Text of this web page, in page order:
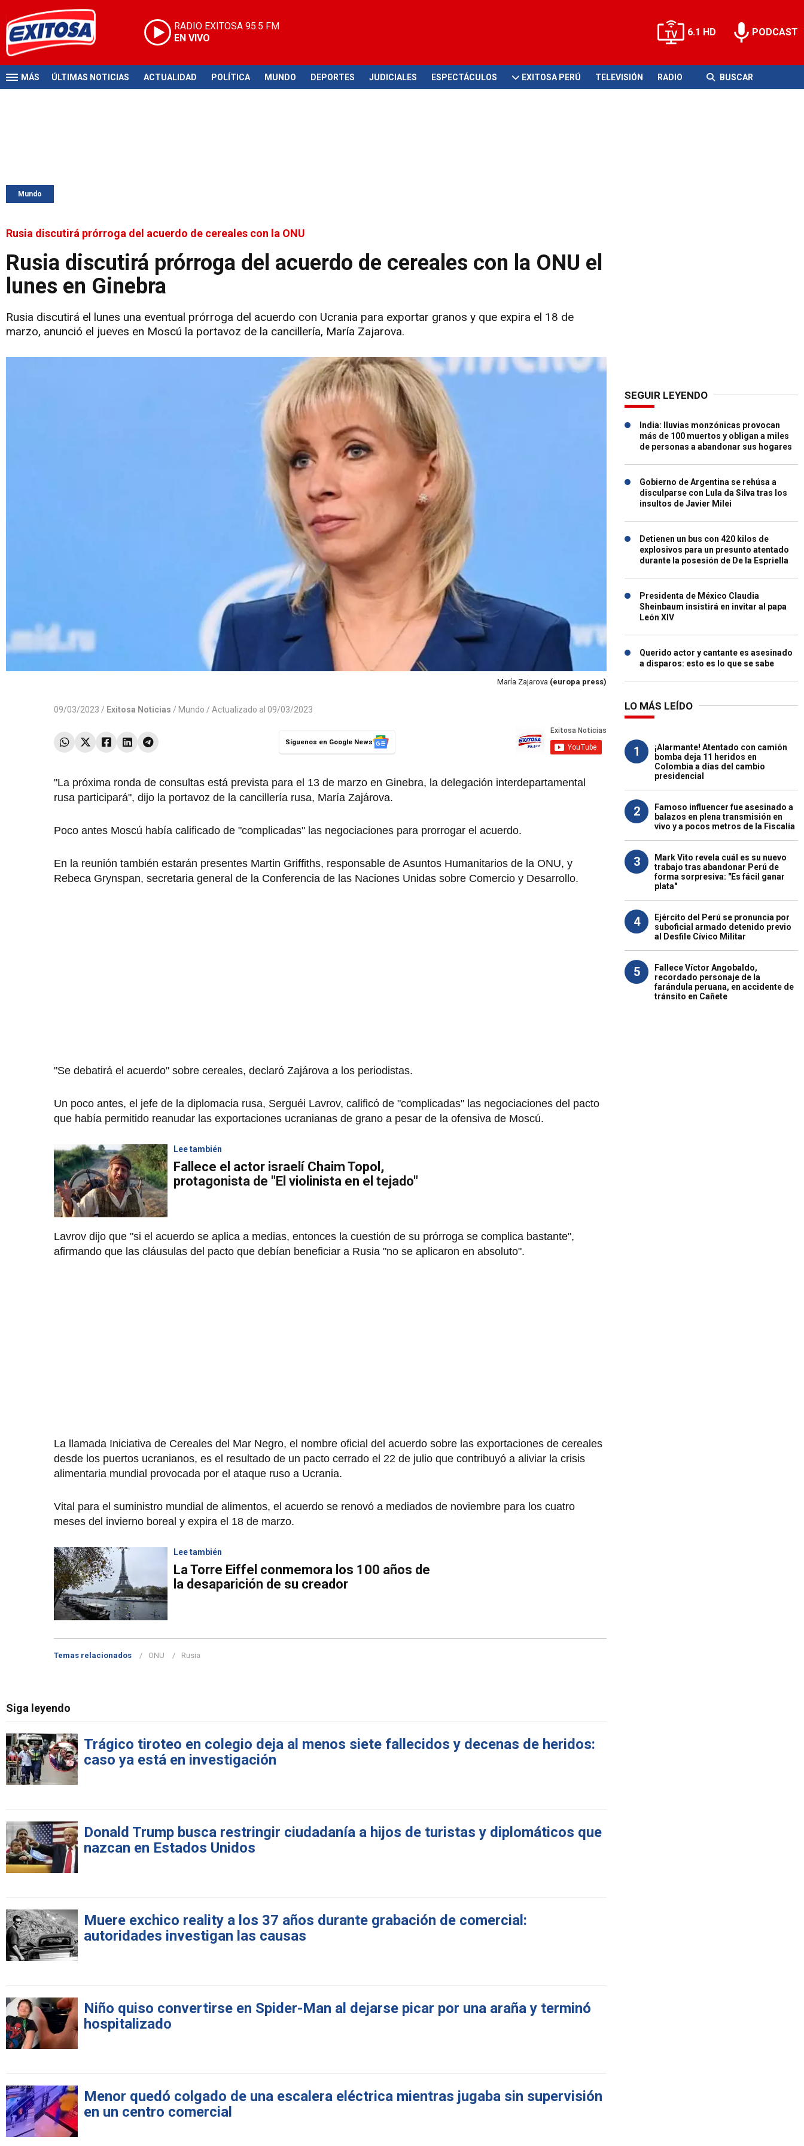
RADIO EXITOSA 95.5 FM
EN VIVO
6.1 HD PODCAST
MÁS ÚLTIMAS NOTICIAS ACTUALIDAD POLÍTICA MUNDO DEPORTES JUDICIALES ESPECTÁCULOS EXITOSA PERÚ TELEVISIÓN RADIO BUSCAR
Mundo
Rusia discutirá prórroga del acuerdo de cereales con la ONU
Rusia discutirá prórroga del acuerdo de cereales con la ONU el
lunes en Ginebra
Rusia discutirá el lunes una eventual prórroga del acuerdo con Ucrania para exportar granos y que expira el 18 de
marzo, anunció el jueves en Moscú la portavoz de la cancillería, María Zajarova.
María Zajarova (europa press)
09/03/2023 / Exitosa Noticias / Mundo / Actualizado al 09/03/2023
Síguenos en Google News
"La próxima ronda de consultas está prevista para el 13 de marzo en Ginebra, la delegación interdepartamental
rusa participará", dijo la portavoz de la cancillería rusa, María Zajárova.
Poco antes Moscú había calificado de "complicadas" las negociaciones para prorrogar el acuerdo.
En la reunión también estarán presentes Martin Griffiths, responsable de Asuntos Humanitarios de la ONU, y
Rebeca Grynspan, secretaria general de la Conferencia de las Naciones Unidas sobre Comercio y Desarrollo.
"Se debatirá el acuerdo" sobre cereales, declaró Zajárova a los periodistas.
Un poco antes, el jefe de la diplomacia rusa, Serguéi Lavrov, calificó de "complicadas" las negociaciones del pacto
que había permitido reanudar las exportaciones ucranianas de grano a pesar de la ofensiva de Moscú.
Lee también
Fallece el actor israelí Chaim Topol,
protagonista de "El violinista en el tejado"
Lavrov dijo que "si el acuerdo se aplica a medias, entonces la cuestión de su prórroga se complica bastante",
afirmando que las cláusulas del pacto que debían beneficiar a Rusia "no se aplicaron en absoluto".
La llamada Iniciativa de Cereales del Mar Negro, el nombre oficial del acuerdo sobre las exportaciones de cereales
desde los puertos ucranianos, es el resultado de un pacto cerrado el 22 de julio que contribuyó a aliviar la crisis
alimentaria mundial provocada por el ataque ruso a Ucrania.
Vital para el suministro mundial de alimentos, el acuerdo se renovó a mediados de noviembre para los cuatro
meses del invierno boreal y expira el 18 de marzo.
Lee también
La Torre Eiffel conmemora los 100 años de
la desaparición de su creador
Temas relacionados ONU Rusia
Siga leyendo
Trágico tiroteo en colegio deja al menos siete fallecidos y decenas de heridos:
caso ya está en investigación
Donald Trump busca restringir ciudadanía a hijos de turistas y diplomáticos que
nazcan en Estados Unidos
Muere exchico reality a los 37 años durante grabación de comercial:
autoridades investigan las causas
Niño quiso convertirse en Spider-Man al dejarse picar por una araña y terminó
hospitalizado
Menor quedó colgado de una escalera eléctrica mientras jugaba sin supervisión
en un centro comercial
SEGUIR LEYENDO
India: lluvias monzónicas provocan
más de 100 muertos y obligan a miles
de personas a abandonar sus hogares
Gobierno de Argentina se rehúsa a
disculparse con Lula da Silva tras los
insultos de Javier Milei
Detienen un bus con 420 kilos de
explosivos para un presunto atentado
durante la posesión de De la Espriella
Presidenta de México Claudia
Sheinbaum insistirá en invitar al papa
León XIV
Querido actor y cantante es asesinado
a disparos: esto es lo que se sabe
LO MÁS LEÍDO
1
¡Alarmante! Atentado con camión
bomba deja 11 heridos en
Colombia a días del cambio
presidencial
2
Famoso influencer fue asesinado a
balazos en plena transmisión en
vivo y a pocos metros de la Fiscalía
3
Mark Vito revela cuál es su nuevo
trabajo tras abandonar Perú de
forma sorpresiva: "Es fácil ganar
plata"
4
Ejército del Perú se pronuncia por
suboficial armado detenido previo
al Desfile Cívico Militar
5
Fallece Víctor Angobaldo,
recordado personaje de la
farándula peruana, en accidente de
tránsito en Cañete